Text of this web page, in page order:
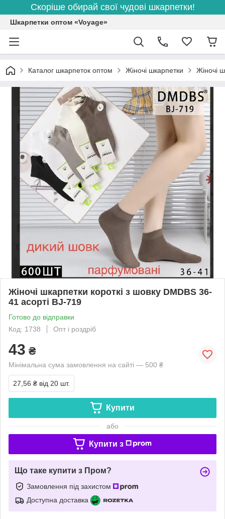
Скоріше обирай свої чудові шкарпетки!
Шкарпетки оптом «Voyage»
Каталог шкарпеток оптом Жіночі шкарпетки Жіночі
Жіночі шкарпетки короткі з шовку DMDBS 36-
41 асорті BJ-719
Готово до відправки
Код: 1738
Опт і роздріб
43 ₴
Мінімальна сума замовлення на сайті — 500 ₴
27,56 ₴ від 20 шт.
Купити
або
Купити з
Що таке купити з Пром?
Замовлення під захистом
Доступна доставка